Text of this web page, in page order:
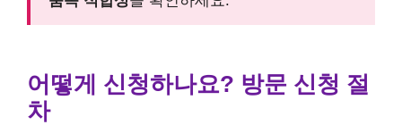
어떻게 신청하나요? 방문 신청 절
차